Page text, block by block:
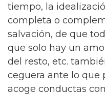
tiempo, la
completa o
salvación, de que
que solo hay un
del resto, etc.
ceguera ante lo que
acoge conductas